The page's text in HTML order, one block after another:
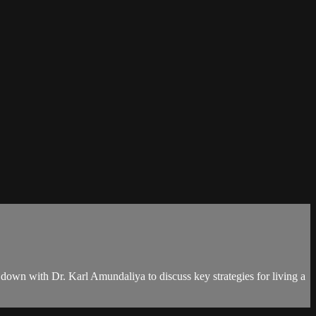
with Dr. Karl Amundaliya to discuss key strategies for living a